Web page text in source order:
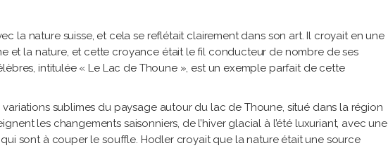
la nature suisse, et cela se reflétait clairement dans son art. Il croyait en une
et la nature, et cette croyance était le fil conducteur de nombre de ses
intitulée « Le Lac de Thoune », est un exemple parfait de cette
sublimes du paysage autour du lac de Thoune, situé dans la région
les changements saisonniers, de l’hiver glacial à l’été luxuriant, avec une
sont à couper le souffle. Hodler croyait que la nature était une source